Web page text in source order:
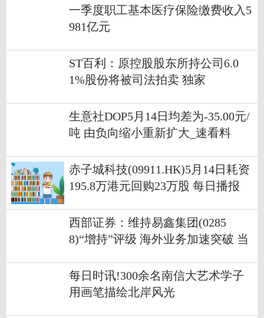
一季度职工基本医疗保险缴费收入5
981亿元
ST百利：原控股股东所持公司6.0
1%股份将被司法拍卖 独家
生意社DOP5月14日均差为-35.00元/
吨 由负向缩小重新扩大_速看料
赤子城科技(09911.HK)5月14日耗资
195.8万港元回购23万股 每日播报
西部证券：维持易鑫集团(0285
8)“增持”评级 海外业务加速突破 当
每日时讯!300余名南信大艺术学子
用画笔描绘北岸风光